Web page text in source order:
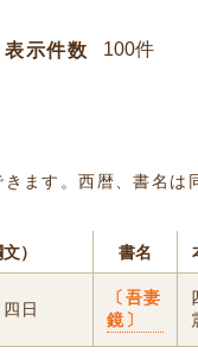
表示件数
ます。西暦、書名
） 書名
日
〔吾妻
鏡〕